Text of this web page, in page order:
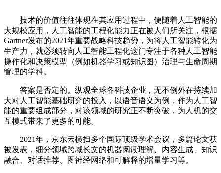
技术的价值往往体现在其应用过程中，便随着人工智能的
大规模应用，人工智能的工程化能力正在被人们所关注，根据
Gartner发布的2021年重要战略科技趋势，为将人工智能转化为
生产力，就必须转向人工智能工程化这门专注于各种人工智能
操作化和决策模型（例如机器学习或知识图）治理与生命周期
管理的学科。
答案是否定的。纵观全球各科技企业，无不例外在持续加
大对人工智能基础研究的投入，以语音语义为例，作为人工智
能的重要组成部分，对该领域的研究正不断突破，为人机的交
互模式带来了更多的可能。
2021年，京东云横扫多个国际顶级学术会议，多篇论文获
被发表，细分领域跨域长文的机器阅读理解、内容生成、知识
融合、对话推荐、图神经网络和可解释的增量学习等。